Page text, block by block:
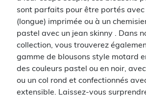
sont parfaits pour être portés avec
(longue) imprimée ou à un
pastel avec un jean skinny . Dans
collection, vous trouverez
gamme de blousons style motard
des couleurs pastel ou en noir,
ou un col rond et confectionnés
extensible. Laissez-vous